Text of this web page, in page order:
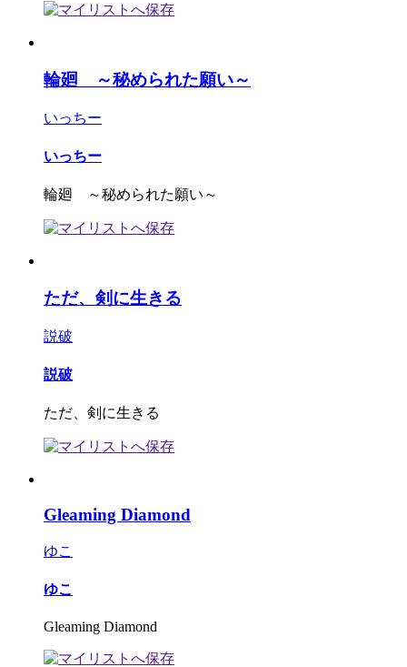
輪廻 ～秘められた願い～
いっちー
いっちー
輪廻 ～秘められた願い～
ただ、剣に生きる
説破
説破
ただ、剣に生きる
Gleaming Diamond
ゆこ
ゆこ
Gleaming Diamond